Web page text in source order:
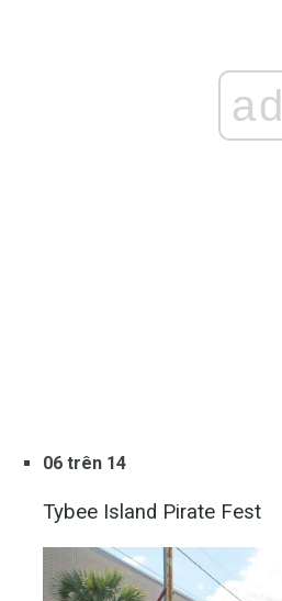
ad
06 trên 14
Tybee Island Pirate Fest